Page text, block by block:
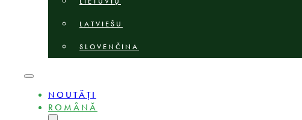
LATVIEŠU
SLOVENČINA
NOUTĂȚI
ROMÂNĂ